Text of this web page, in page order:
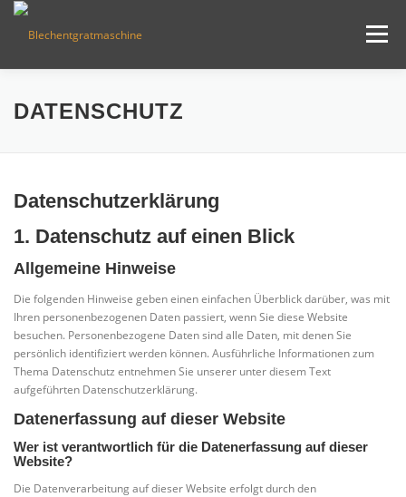
Zum
springen
Menü
BLECHENTGRATUNG
DATENSCHUTZ
Datenschutz­erklärung
1. Datenschutz auf einen Blick
Allgemeine Hinweise
Die folgenden Hinweise geben einen einfachen Überblick darüber, was mit
Ihren personenbezogenen Daten passiert, wenn Sie diese Website
besuchen. Personenbezogene Daten sind alle Daten, mit denen Sie
persönlich identifiziert werden können. Ausführliche Informationen zum
Thema Datenschutz entnehmen Sie unserer unter diesem Text
aufgeführten Datenschutzerklärung.
Datenerfassung auf dieser Website
Wer ist verantwortlich für die Datenerfassung auf dieser
Website?
Die Datenverarbeitung auf dieser Website erfolgt durch den